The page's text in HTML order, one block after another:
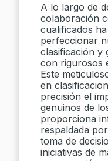
A lo largo de
colaboración
cualificados
perfeccionar
clasificación y
con rigurosos
Este
en
precisión el
genuinos de
proporciona
respaldada
toma de
iniciativas de